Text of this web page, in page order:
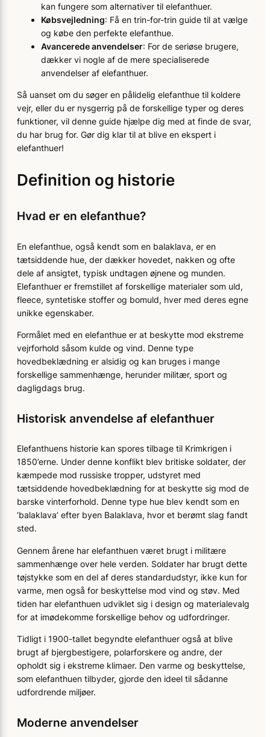
kan fungere som alternativer til elefanthuer.
Købsvejledning: Få en trin-for-trin guide til at vælge
og købe den perfekte elefanthue.
Avancerede anvendelser: For de seriøse brugere,
dækker vi nogle af de mere specialiserede
anvendelser af elefanthuer.
Så uanset om du søger en pålidelig elefanthue til koldere
vejr, eller du er nysgerrig på de forskellige typer og deres
funktioner, vil denne guide hjælpe dig med at finde de svar,
du har brug for. Gør dig klar til at blive en ekspert i
elefanthuer!
Definition og historie
Hvad er en elefanthue?
En elefanthue, også kendt som en balaklava, er en
tætsiddende hue, der dækker hovedet, nakken og ofte
dele af ansigtet, typisk undtagen øjnene og munden.
Elefanthuer er fremstillet af forskellige materialer som uld,
fleece, syntetiske stoffer og bomuld, hver med deres egne
unikke egenskaber.
Formålet med en elefanthue er at beskytte mod ekstreme
vejrforhold såsom kulde og vind. Denne type
hovedbeklædning er alsidig og kan bruges i mange
forskellige sammenhænge, herunder militær, sport og
dagligdags brug.
Historisk anvendelse af elefanthuer
Elefanthuens historie kan spores tilbage til Krimkrigen i
1850’erne. Under denne konflikt blev britiske soldater, der
kæmpede mod russiske tropper, udstyret med
tætsiddende hovedbeklædning for at beskytte sig mod de
barske vinterforhold. Denne type hue blev kendt som en
‘balaklava’ efter byen Balaklava, hvor et berømt slag fandt
sted.
Gennem årene har elefanthuen været brugt i militære
sammenhænge over hele verden. Soldater har brugt dette
tøjstykke som en del af deres standardudstyr, ikke kun for
varme, men også for beskyttelse mod vind og støv. Med
tiden har elefanthuen udviklet sig i design og materialevalg
for at imødekomme forskellige behov og udfordringer.
Tidligt i 1900-tallet begyndte elefanthuer også at blive
brugt af bjergbestigere, polarforskere og andre, der
opholdt sig i ekstreme klimaer. Den varme og beskyttelse,
som elefanthuen tilbyder, gjorde den ideel til sådanne
udfordrende miljøer.
Moderne anvendelser